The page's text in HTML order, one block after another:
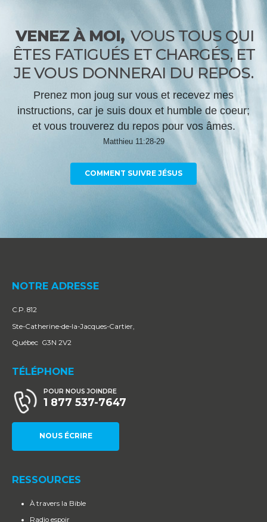
VENEZ À MOI, VOUS TOUS QUI
ÊTES FATIGUÉS ET CHARGÉS, ET
JE VOUS DONNERAI DU REPOS.
Prenez mon joug sur vous et recevez mes
instructions, car je suis doux et humble de coeur;
et vous trouverez du repos pour vos âmes.
Matthieu 11:28-29
COMMENT SUIVRE JÉSUS
NOTRE ADRESSE
C.P. 812
Ste-Catherine-de-la-Jacques-Cartier,
Québec G3N 2V2
TÉLÉPHONE
POUR NOUS JOINDRE
1 877 537-7647
NOUS ÉCRIRE
RESSOURCES
À travers la Bible
Radio espoir